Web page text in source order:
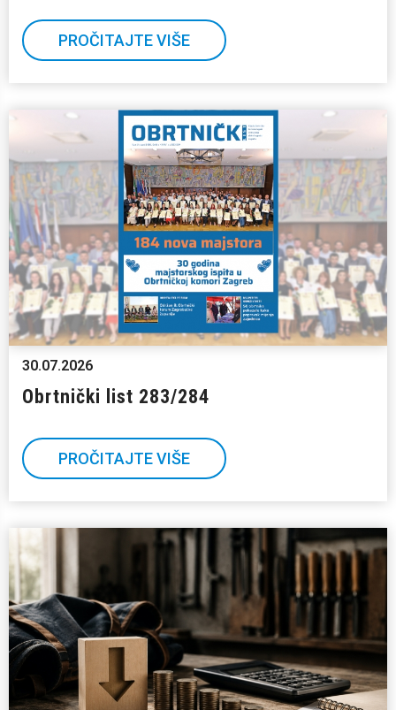
PROČITAJTE VIŠE
30.07.2026
Obrtnički list 283/284
PROČITAJTE VIŠE